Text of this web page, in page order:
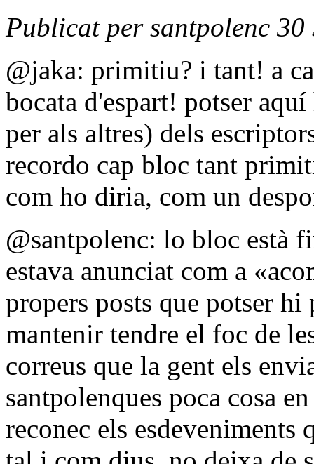
Publicat per santpolenc 30
@jaka: primitiu? i tant! a
bocata d'espart! potser
per als altres) dels
recordo cap bloc tant
com ho diria, com un
@santpolenc: lo bloc està
estava anunciat com a
propers posts que potser
mantenir tendre el foc de
correus que la gent els
santpolenques poca cosa
reconec els